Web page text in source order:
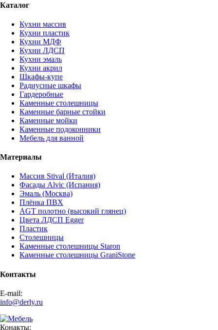
Каталог
Кухни массив
Кухни пластик
Кухни МДФ
Кухни ЛДСП
Кухни эмаль
Кухни акрил
Шкафы-купе
Радиусные шкафы
Гардеробные
Каменные столешницы
Каменные барные стойки
Каменные мойки
Каменные подоконники
Мебель для ванной
Материалы
Массив Stival (Италия)
Фасады Alvic (Испания)
Эмаль (Москва)
Плёнка ПВХ
AGT полотно (высокий глянец)
Цвета ЛДСП Egger
Пластик
Столешницы
Каменные столешницы Staron
Каменные столешницы GraniStone
Контакты
E-mail:
info@derly.ru
Конакты: